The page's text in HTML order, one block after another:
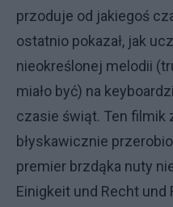
przoduje od jakiegoś
ostatnio pokazał, jak
nieokreślonej melodii
miało być) na
czasie świąt. Ten filmik
błyskawicznie
premier brzdąka nuty
Einigkeit und Recht